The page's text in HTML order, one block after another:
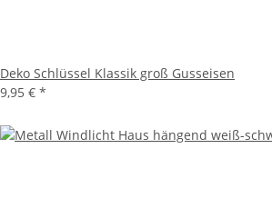
Deko Schlüssel Klassik groß Gusseisen
9,95 € *